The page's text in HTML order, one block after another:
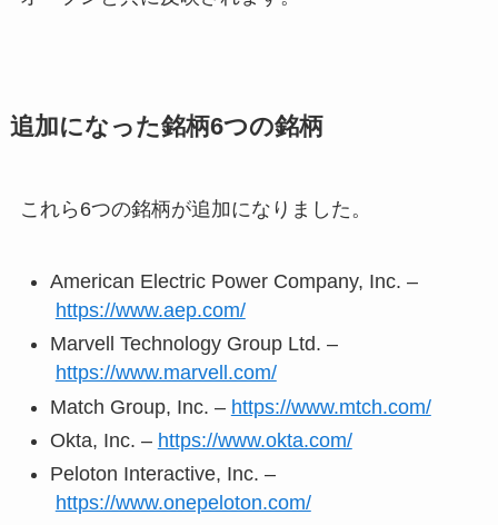
追加になった銘柄6つの銘柄
これら6つの銘柄が追加になりました。
American Electric Power Company, Inc. –
https://www.aep.com/
Marvell Technology Group Ltd. –
https://www.marvell.com/
Match Group, Inc. – https://www.mtch.com/
Okta, Inc. – https://www.okta.com/
Peloton Interactive, Inc. –
https://www.onepeloton.com/